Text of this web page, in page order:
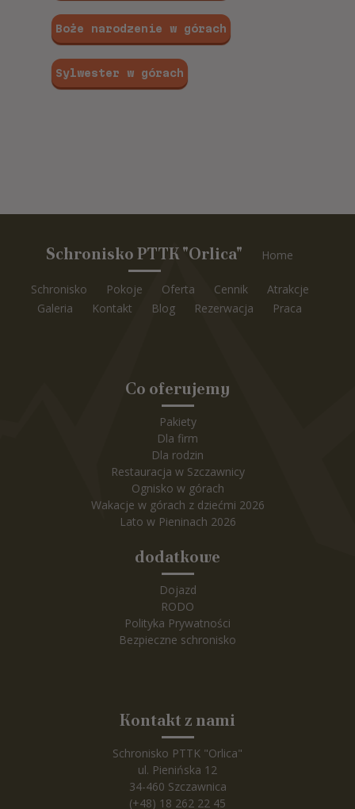
Boże narodzenie w górach
Sylwester w górach
Schronisko PTTK "Orlica" Home
Schronisko Pokoje Oferta Cennik
Atrakcje
Galeria
Kontakt Blog Rezerwacja Praca
Co oferujemy
Pakiety
Dla firm
Dla rodzin
Restauracja w Szczawnicy
Ognisko w górach
Wakacje w górach z dziećmi 2026
Lato w Pieninach 2026
dodatkowe
Dojazd
RODO
Polityka Prywatności
Bezpieczne schronisko
Kontakt z nami
Schronisko PTTK "Orlica"
ul. Pienińska 12
34-460 Szczawnica
(+48) 18 262 22 45